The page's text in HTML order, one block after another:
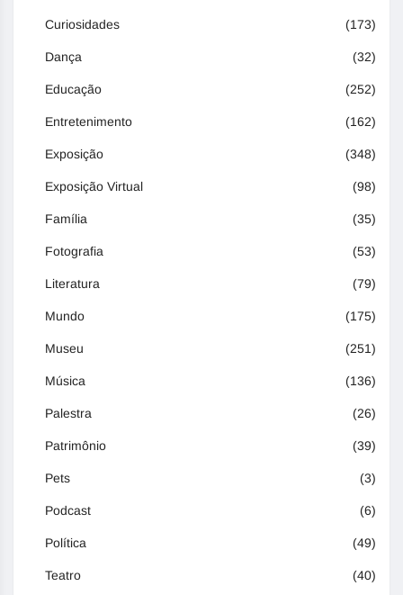
Curiosidades (173)
Dança (32)
Educação (252)
Entretenimento (162)
Exposição (348)
Exposição Virtual (98)
Família (35)
Fotografia (53)
Literatura (79)
Mundo (175)
Museu (251)
Música (136)
Palestra (26)
Patrimônio (39)
Pets (3)
Podcast (6)
Política (49)
Teatro (40)